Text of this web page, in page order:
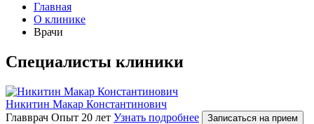
Главная
О клинике
Врачи
Специалисты клиники
Никитин Макар Константинович
Главврач Опыт 20 лет Узнать подробнее Записаться на прием